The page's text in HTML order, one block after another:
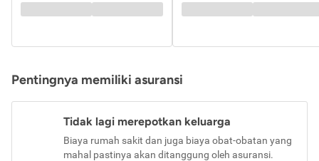
Pentingnya memiliki asuransi
Tidak lagi merepotkan keluarga
Biaya rumah sakit dan juga biaya obat-obatan yang
mahal pastinya akan ditanggung oleh asuransi.